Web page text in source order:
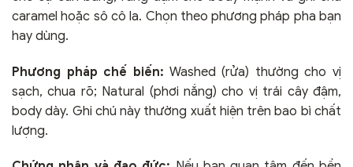
caramel hoặc sô cô la. Chọn theo phương pháp pha bạn
hay dùng.
Phương pháp chế biến: Washed (rửa) thường cho vị
sạch, chua rõ; Natural (phơi nắng) cho vị trái cây đậm,
body dày. Ghi chú này thường xuất hiện trên bao bì chất
lượng.